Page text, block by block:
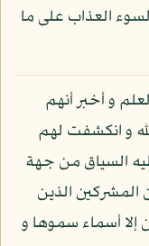
العذاب على ما
و أخبر أنهم
و انكشفت لهم
السياق من جهة
المشركين الذين
إلا أسماء سموها و